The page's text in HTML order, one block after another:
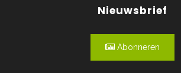
Nieuwsbrief
Abonneren